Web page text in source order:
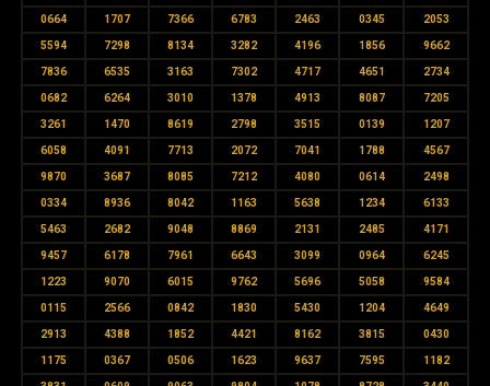
0664 1707 7366 6783 2463 0345 2053
5594 7298 8134 3282 4196 1856 9662
7836 6535 3163 7302 4717 4651 2734
0682 6264 3010 1378 4913 8087 7205
3261 1470 8619 2798 3515 0139 1207
6058 4091 7713 2072 7041 1788 4567
9870 3687 8085 7212 4080 0614 2498
0334 8936 8042 1163 5638 1234 6133
5463 2682 9048 8869 2131 2485 4171
9457 6178 7961 6643 3099 0964 6245
1223 9070 6015 9762 5696 5058 9584
0115 2566 0842 1830 5430 1204 4649
2913 4388 1852 4421 8162 3815 0430
1175 0367 0506 1623 9637 7595 1182